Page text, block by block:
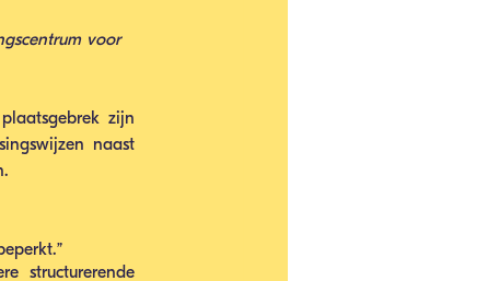
voor
zijn
naast
structurerende